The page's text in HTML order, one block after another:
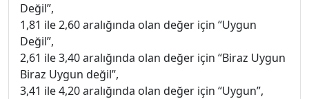
Değil”,
1,81 ile 2,60 aralığında olan değer için “Uygun
Değil”,
2,61 ile 3,40 aralığında olan değer için “Biraz Uygun
Biraz Uygun değil”,
3,41 ile 4,20 aralığında olan değer için “Uygun”,